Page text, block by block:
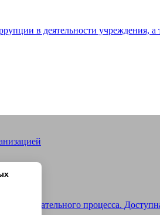
в деятельности учреждения,
"Жигули" г.о.
образовательного процесса.